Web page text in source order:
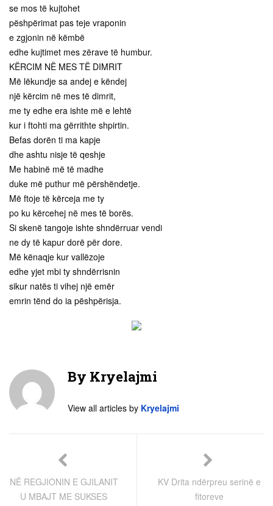
se mos të kujtohet
pëshpërimat pas teje vraponin
e zgjonin në këmbë
edhe kujtimet mes zërave të humbur.
KËRCIM NË MES TË DIMRIT
Më lëkundje sa andej e këndej
një kërcim në mes të dimrit,
me ty edhe era ishte më e lehtë
kur i ftohti ma gërrithte shpirtin.
Befas dorën ti ma kapje
dhe ashtu nisje të qeshje
Me habinë më të madhe
duke më puthur më përshëndetje.
Më ftoje të kërceja me ty
po ku kërcehej në mes të borës.
Si skenë tangoje ishte shndërruar vendi
ne dy të kapur dorë për dore.
Më kënaqje kur vallëzoje
edhe yjet mbi ty shndërrisnin
sikur natës ti vihej një emër
emrin tënd do ia pëshpërisja.
By Kryelajmi
View all articles by Kryelajmi
NË REGJIONIN E GJILANIT
U MBAJT ME SUKSES
KV Drita ndërpreu serinë e
fitoreve